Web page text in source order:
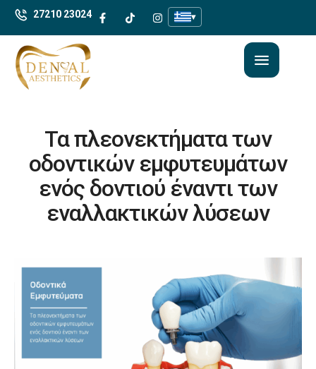
27210 23024 ▾
Τα πλεονεκτήματα των
οδοντικών εμφυτευμάτων
ενός δοντιού έναντι των
εναλλακτικών λύσεων